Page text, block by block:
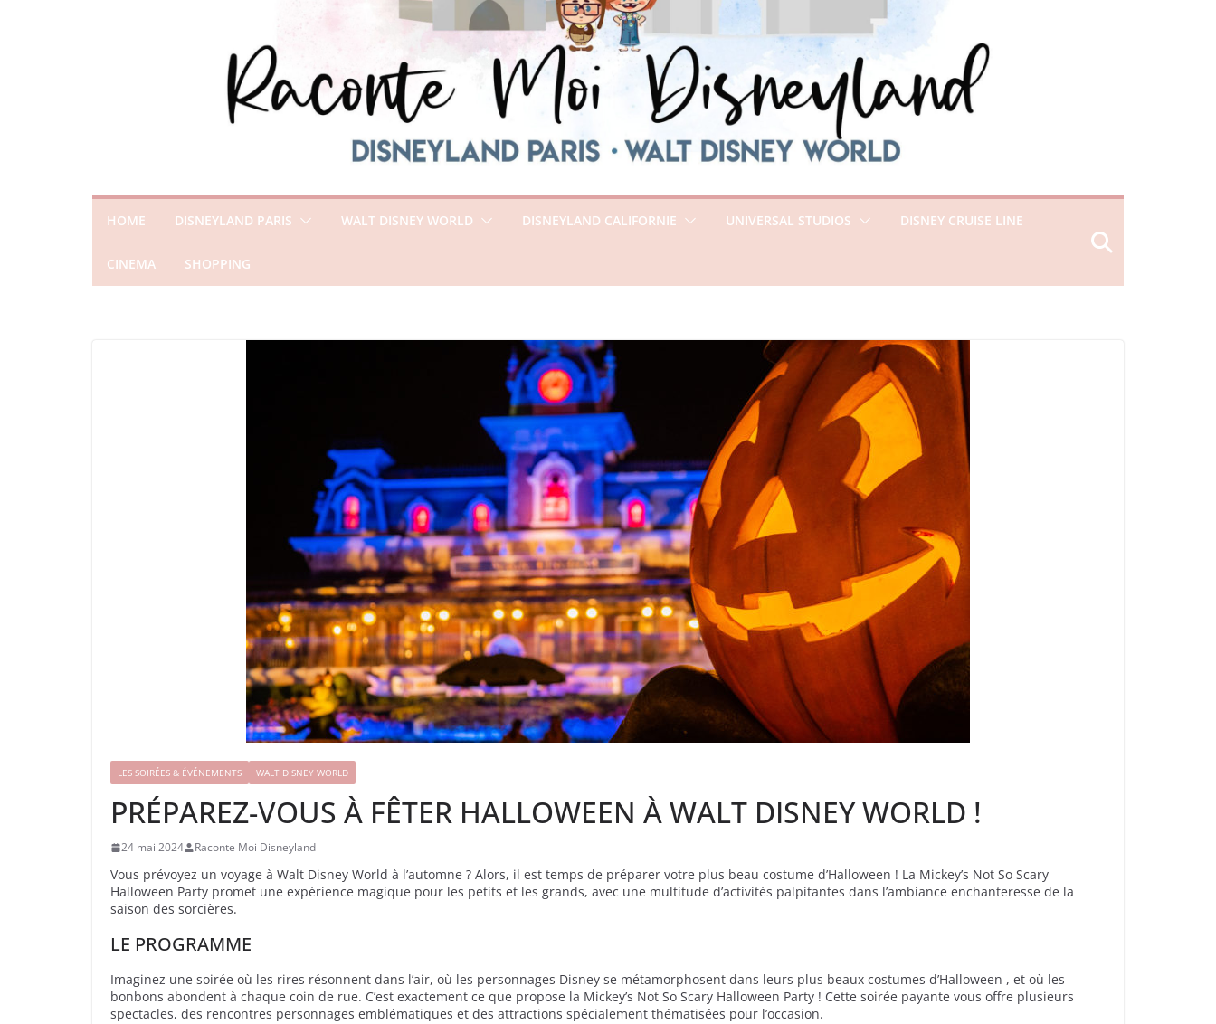
HOME DISNEYLAND PARIS WALT DISNEY WORLD DISNEYLAND CALIFORNIE UNIVERSAL STUDIOS DISNEY CRUISE LINE
CINEMA SHOPPING
LES SOIRÉES & ÉVÉNEMENTS WALT DISNEY WORLD
PRÉPAREZ-VOUS À FÊTER HALLOWEEN À WALT DISNEY WORLD !
24 mai 2024 Raconte Moi Disneyland
Vous prévoyez un voyage à Walt Disney World à l’automne ? Alors, il est temps de préparer votre plus beau costume d’Halloween ! La Mickey’s Not So Scary
Halloween Party promet une expérience magique pour les petits et les grands, avec une multitude d’activités palpitantes dans l’ambiance enchanteresse de la
saison des sorcières.
LE PROGRAMME
Imaginez une soirée où les rires résonnent dans l’air, où les personnages Disney se métamorphosent dans leurs plus beaux costumes d’Halloween , et où les
bonbons abondent à chaque coin de rue. C’est exactement ce que propose la Mickey’s Not So Scary Halloween Party ! Cette soirée payante vous offre plusieurs
spectacles, des rencontres personnages emblématiques et des attractions spécialement thématisées pour l’occasion.